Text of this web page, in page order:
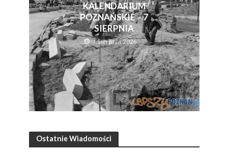
KALENDARIUM
POZNAŃSKIE – 7
SIERPNIA
7 Sierpnia 2026
Ostatnie Wiadomości